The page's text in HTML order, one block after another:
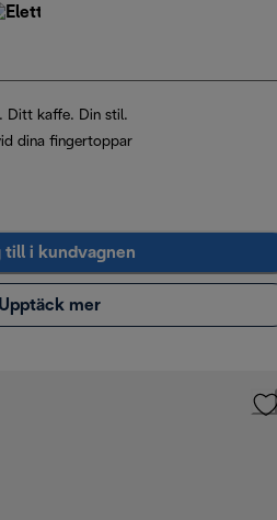
Ditt kaffe. Din stil.
dina fingertoppar
till i kundvagnen
Upptäck mer